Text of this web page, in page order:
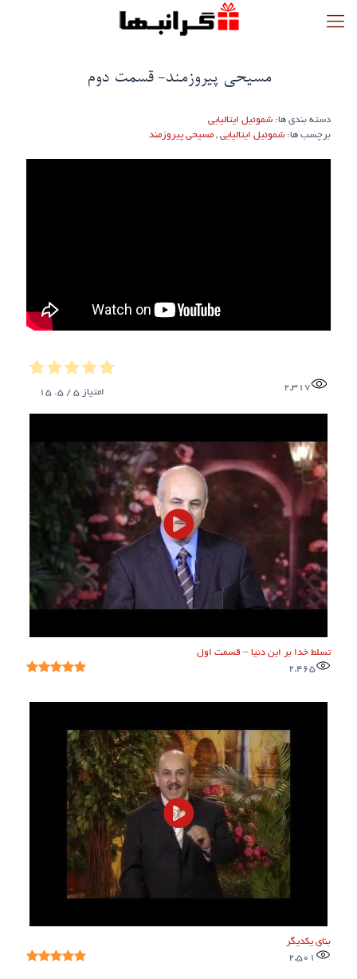
مسیحی پیروزمند- قسمت دوم
دسته بندی ها: شموئیل ایتالیایی
برچسب ها: شموئیل ایتالیایی , مسیحی پیروزمند
2,317 امتیاز 5
/ 5.
15
تسلط خدا بر این دنیا – قسمت اول
2,465
بنای یکدیگر
2,501